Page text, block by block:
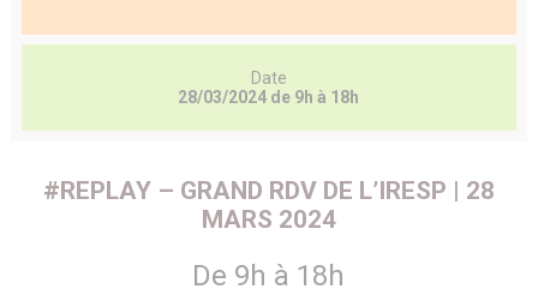
Date
28/03/2024 de 9h à 18h
#REPLAY – GRAND RDV DE L’IRESP | 28
MARS 2024
De 9h à 18h